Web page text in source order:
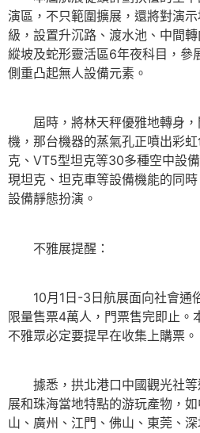
演區，不只範圍擴展，還將對演
級，設置升沉路、渡水池、中間
縱坡及蛇形靈活區6年夜科目，參
側重凸起無人設備元素。
屆時，將林天秤優雅地轉身，
機，那台機器的蒸氣孔正噴出彩
克、VT5型坦克等30多種空中設
現坦克、坦克車等設備機能的同
設備靜態扮演。
不雅展提醒：
10月1日-3日航展面向社會通
限量售票4萬人，門票售完即止。
不雅眾必定要提早在收集上購票。
據悉，拱北港口中國觀光社等
展和珠海當地特點的游玩產物，
山、廣州、江門、佛山、東莞、